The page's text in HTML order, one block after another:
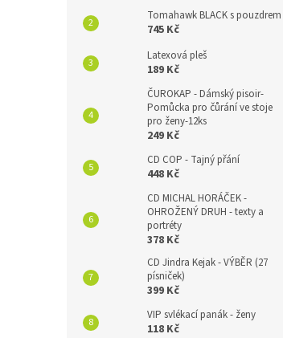
Tomahawk BLACK s pouzdrem
745 Kč
Latexová pleš
189 Kč
ČUROKAP - Dámský pisoir-
Pomůcka pro čůrání ve stoje
pro ženy-12ks
249 Kč
CD COP - Tajný přání
448 Kč
CD MICHAL HORÁČEK -
OHROŽENÝ DRUH - texty a
portréty
378 Kč
CD Jindra Kejak - VÝBĚR (27
písniček)
399 Kč
VIP svlékací panák - ženy
118 Kč